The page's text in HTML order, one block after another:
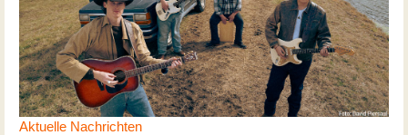
Aktuelle Nachrichten